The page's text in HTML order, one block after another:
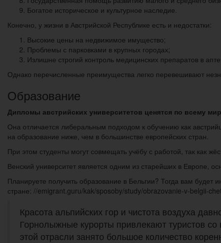
Богатое историческое и культурное наследие.
Конечно, у жизни в Австрийской Республике есть и недостатки:
Высокие цены на недвижимое имущество;
Проблемы с парковками в крупных городах;
Излишне строгий контроль медицинских препаратов в
Однако перечисленные преимущества легко перевешивают
Образование
Дипломы австрийских университетов ценятся по всему
Она отличается либеральным подходом к обучению как
на образование ниже, чем в большинстве европейских стран.
При этом студенты могут совмещать учёбу с работой, так как
Венский университет является одним из старейших в Европе,
Планируете получить образование в Бельгии? Тогда вам будет
стране: //emigrant.guru/kak/sposoby/study/obrazovanie-v-belgii-
Красота альпийских гор и чистота воздуха
Горнолыжные курорты привлекают туристов со
этой отрасли занято большое количество